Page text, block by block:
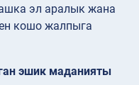
эл аралык жана
кошо жалпыга
эшик маданияты